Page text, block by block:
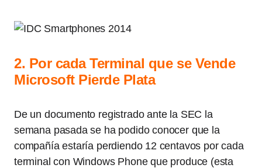
2. Por cada Terminal que se Vende
Microsoft Pierde Plata
De un documento registrado ante la SEC la
semana pasada se ha podido conocer que la
compañía estaría perdiendo 12 centavos por cada
terminal con Windows Phone que produce (esta